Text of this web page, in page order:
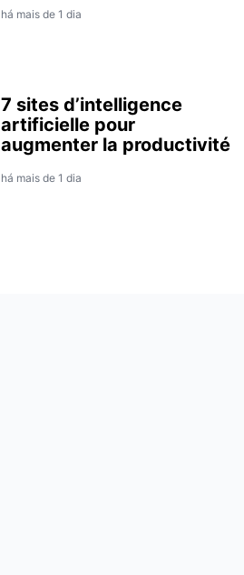
há mais de 1 dia
7 sites d’intelligence
artificielle pour
augmenter la productivité
há mais de 1 dia